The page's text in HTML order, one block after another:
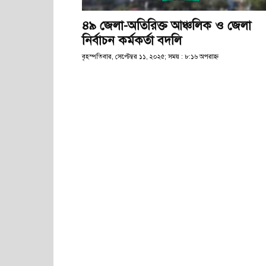
৪৯ জেলা-অতিরিক্ত আঞ্চলিক ও জেলা
নির্বাচন কর্মকর্তা বদলি
বৃহস্পতিবার, সেপ্টেম্বর ১১, ২০২৫; সময় : ৮:১৬ অপরাহ্ণ